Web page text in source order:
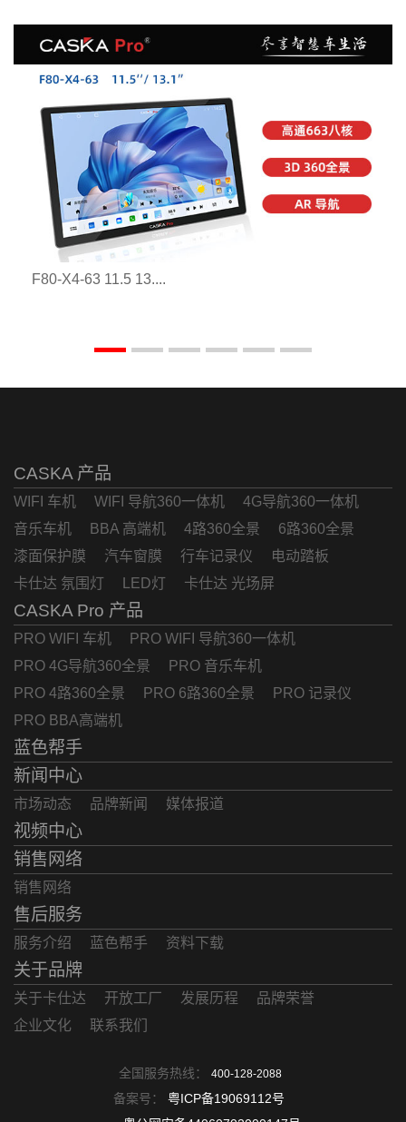
F80-X4-63 11.5 13....
CASKA 产品
WIFI 车机 WIFI 导航360一体机
4G导航360一体机
音乐车机
BBA 高端机 4路360全景
6路360全景
漆面保护膜
汽车窗膜 行车记录仪
电动踏板
卡仕达 氛围灯
LED灯 卡仕达 光场屏
CASKA Pro 产品
PRO WIFI 车机
PRO WIFI 导航360一体机
PRO 4G导航360全景
PRO 音乐车机
PRO 4路360全景
PRO 6路360全景
PRO 记录仪
PRO BBA高端机
蓝色帮手
新闻中心
市场动态 品牌新闻 媒体报道
视频中心
销售网络
销售网络
售后服务
服务介绍 蓝色帮手 资料下载
关于品牌
关于卡仕达 开放工厂 发展历程
品牌荣誉
企业文化
联系我们
全国服务热线： 400-128-2088
备案号： 粤ICP备19069112号